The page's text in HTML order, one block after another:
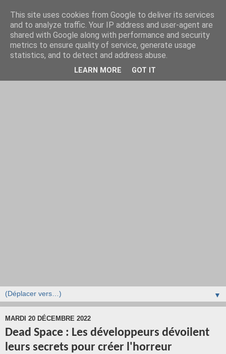
▼
MARDI 20 DÉCEMBRE 2022
Dead Space : Les développeurs dévoilent
leurs secrets pour créer l'horreur
This site uses cookies from Google to deliver its services
and to analyze traffic. Your IP address and user-agent are
shared with Google along with performance and security
metrics to ensure quality of service, generate usage
statistics, and to detect and address abuse.
LEARN MORE GOT IT